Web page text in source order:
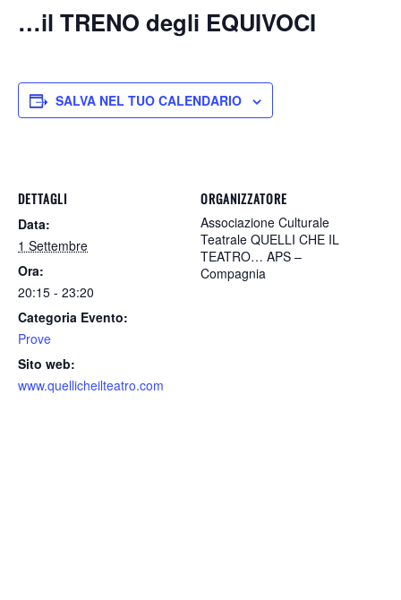
…il TRENO degli EQUIVOCI
SALVA NEL TUO CALENDARIO
DETTAGLI
Data:
1 Settembre
Ora:
20:15 - 23:20
Categoria Evento:
Prove
Sito web:
www.quellicheilteatro.com
ORGANIZZATORE
Associazione Culturale
Teatrale QUELLI CHE IL
TEATRO… APS –
Compagnia